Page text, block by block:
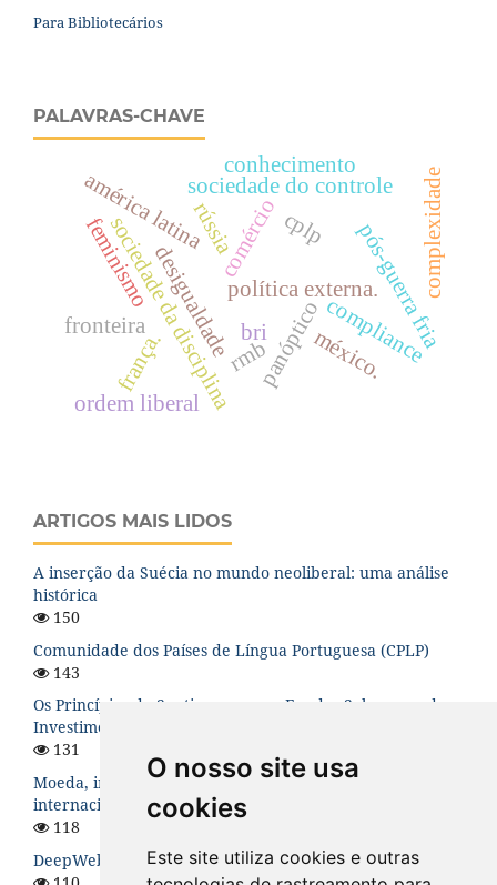
O nosso site usa
cookies
Este site utiliza cookies e outras
Para Bibliotecários
PALAVRAS-CHAVE
cplp
sociedade da disciplinarmb
comércio
política externa.pós-guerra fria
rússia
sociedade do controle
bripanópticoméxico.
américa latina
feminismo
conhecimento
fronteira compliance
complexidade
desigualdade
frança.
ordem liberal
ARTIGOS MAIS LIDOS
A inserção da Suécia no mundo neoliberal: uma análise
histórica
150
Comunidade dos Países de Língua Portuguesa (CPLP)
143
Os Princípios de Santiago para os Fundos Soberanos de
Investimento: uma análise teórica
131
Moeda, instabilidade financeira e hierarquia no sistema
internacional
118
DeepWeb: O Lado Sombrio da Internet